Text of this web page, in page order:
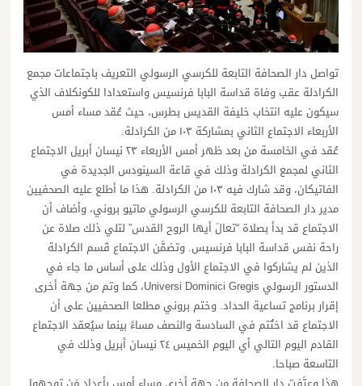
تواصل دار الصحافة التابعة للكرسي الرسولي التعريف باجتماعات مجمع
الكرادلة عقب وفاة قداسة البابا فرنسيس واستعدادا للكونكلاف الذي
سيكون عليه انتخاب خليفة القديس بطرس، حيث عُقد مساء أمس
الأربعاء الاجتماع الثاني بمشاركة ١٠٣ من الكرادلة.
عُقد في الخامسة من بعد ظهر أمس الأربعاء ٢٣ نيسان أبريل الاجتماع
الثاني لمجمع الكرادلة وذلك في قاعة السينودس الجديدة في
الفاتيكان، وقد شارك فيه ١٠٣ من الكرادلة. هذا ما أطلع عليه الصحفيين
مدير دار الصحافة التابعة للكرسي الرسولي ماتيو بروني، وأضاف أن
الاجتماع قد بدأ بصلاة “تعالَ أيها الروح القدس” لتلي ذلك صلاة عن
راحة نفس قداسة البابا فرنسيس. وتضمَّن الاجتماع قَسم الكرادلة
الذين لم يشاركوا في الاجتماع الأول وذلك على أساس ما جاء في
الدستور الرسولي Universi Dominici Gregis، كما وتم من جهة أخرى
إقرار برنامج تساعية الحداد. وختم بروني مطلعا الصحفيين على أن
الاجتماع قد اختُتم في السادسة والنصف مساءً بينما سيُعقد الاجتماع
القادم اليوم التالي أي اليوم الخميس ٢٤ نيسان أبريل وذلك في
التاسعة صباحا.